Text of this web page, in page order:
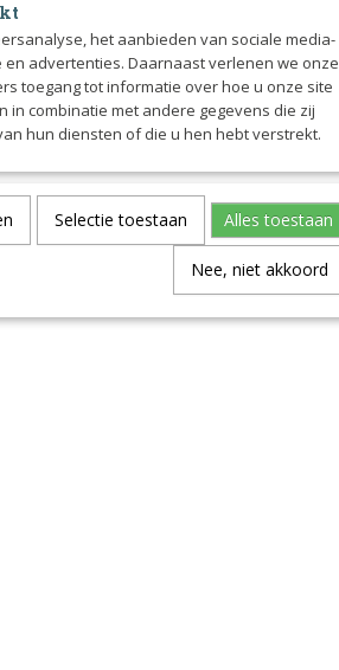
het aanbieden van sociale media-
advertenties. Daarnaast verlenen we onze
toegang tot informatie over hoe u onze site
combinatie met andere gegevens die zij
hun diensten of die u hen hebt verstrekt.
Selectie toestaan Alles toestaan
Nee, niet akkoord